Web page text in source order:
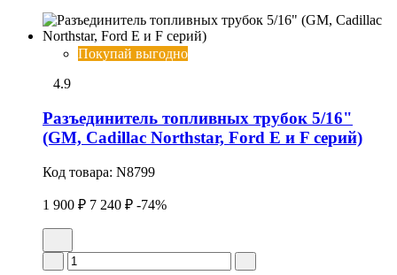
Покупай выгодно
4.9
Разъединитель топливных трубок 5/16"
(GM, Cadillac Northstar, Ford E и F серий)
Код товара: N8799
1 900 ₽ 7 240 ₽ -74%